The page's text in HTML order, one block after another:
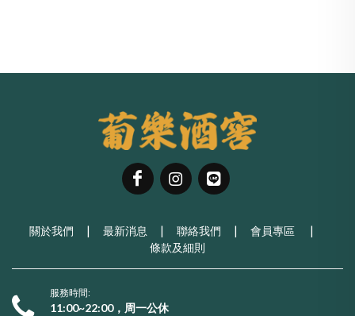
關於我們 | 最新消息 | 聯絡我們 | 會員專區
|
條款及細則
服務時間:
11:00~22:00，周一公休